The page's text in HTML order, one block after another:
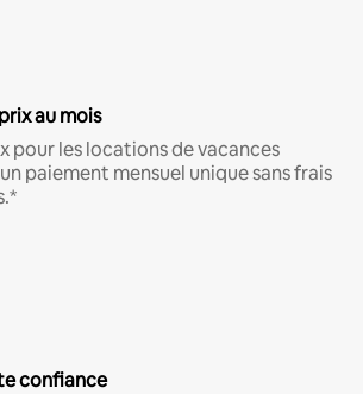
au mois
pour les locations de vacances
paiement mensuel unique sans frais
confiance